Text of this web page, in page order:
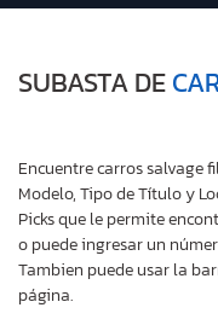
SUBASTA DE
Encuentre carros salvage
Modelo, Tipo de Título y
Picks que le permite
o puede ingresar un
Tambien puede usar la
página.